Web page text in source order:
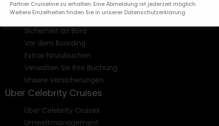
Online-Check-in
Sicherheit an Bord
Vor dem Boarding
Extras hinzubuchen
Verwalten Sie Ihre Buchung
Unsere Versicherungen
Über Celebrity Cruises
Über Celebrity Cruises
Umweltmanagement
Partner Cruiseline zu erhalten. Eine Abmeldung ist jederzeit möglich.
Weitere Einzelheiten finden Sie in unserer Datenschutzerklärung